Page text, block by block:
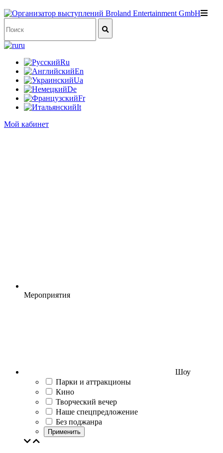
ru
Ru
En
Ua
De
Fr
It
Мой кабинет
Мероприятия
Шоу
Парки и аттракционы
Кино
Творческий вечер
Наше спецпредложение
Без поджанра
Применить